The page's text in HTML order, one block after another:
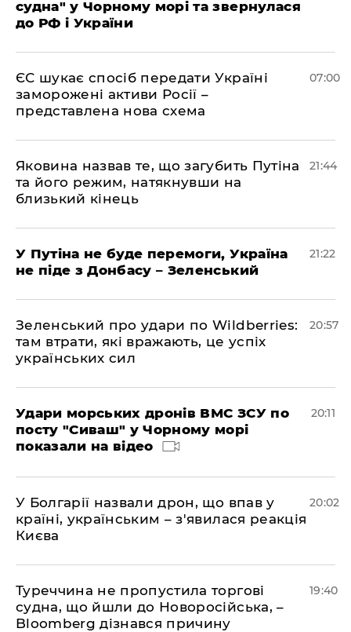
судна" у Чорному морі та звернулася
до РФ і України
ЄС шукає спосіб передати Україні
заморожені активи Росії –
представлена ​​нова схема
07:00
Яковина назвав те, що загубить Путіна
та його режим, натякнувши на
близький кінець
21:44
У Путіна не буде перемоги, Україна
не піде з Донбасу – Зеленський
21:22
Зеленський про удари по Wildberries:
там втрати, які вражають, це успіх
українських сил
20:57
Удари морських дронів ВМС ЗСУ по
посту "Сиваш" у Чорному морі
показали на відео
20:11
У Болгарії назвали дрон, що впав у
країні, українським – з'явилася реакція
Києва
20:02
Туреччина не пропустила торгові
судна, що йшли до Новоросійська, –
Bloomberg дізнався причину
19:40